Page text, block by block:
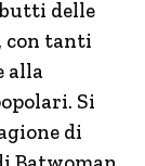
delle
con tanti
alla
Si
di